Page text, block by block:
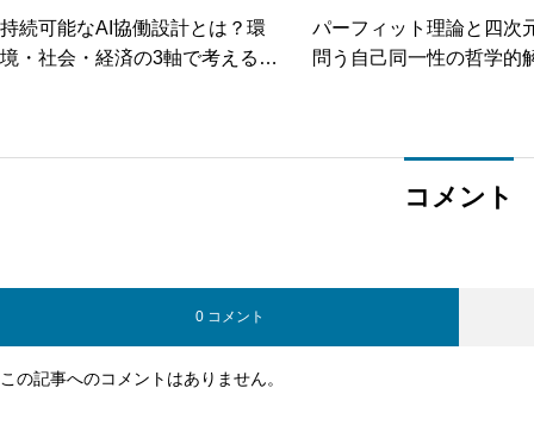
持続可能なAI協働設計とは？環
境・社会・経済の3軸で考える評
パーフィット理論と四次
問う自己同一性の哲学的
コメント
0 コメント
この記事へのコメントはありません。